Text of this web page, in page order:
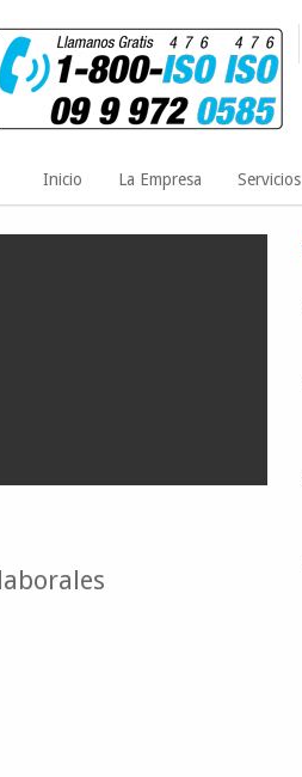
Inicio La Empresa Servicios
de riesgos laborales